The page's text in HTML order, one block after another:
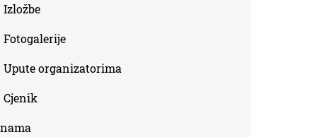
Izložbe
Fotogalerije
Upute organizatorima
Cjenik